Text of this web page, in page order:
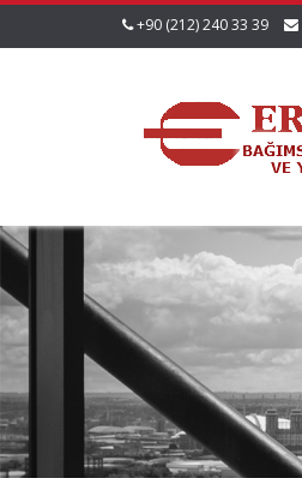
+90 (212) 240 33 39